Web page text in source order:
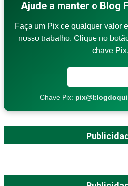
Ajude a manter o Blog
Faça um Pix de qualquer valor
nosso trabalho. Clique no
chave Pix.
Chave Pix: